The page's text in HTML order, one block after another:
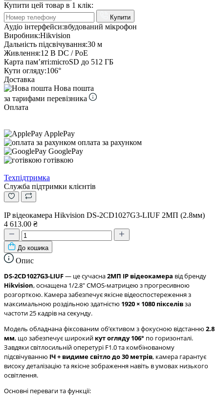
Купити цей товар в 1 клік:
Купити
Аудіо інтерфейси:вбудований мікрофон
Виробник:Hikvision
Дальність підсвічування:30 м
Живлення:12 В DC / PoE
Карта пам’яті:microSD до 512 ГБ
Кути огляду:106°
Доставка
Нова пошта
за тарифами перевізника
Оплата
ApplePay
оплата за рахунком
GooglePay
готівкою
Техпідтримка
Служба підтримки клієнтів
IP відеокамера Hikvision DS-2CD1027G3-LIUF 2МП (2.8мм)
4 613.00 ₴
До кошика
Опис
DS-2CD1027G3-LIUF— це сучасна2МП IP відеокамера від бренду
Hikvision, оснащена 1/2.8" CMOS-матрицею з прогресивною
розгорткою. Камера забезпечує якісне відеоспостереження з
максимальною роздільною здатністю 1920 × 1080 пікселівза
частоти 25 кадрів на секунду.
Модель обладнана фіксованим обʼєктивом з фокусною відстанню 2.8
мм, що забезпечує широкий кут огляду 106° по горизонталі.
Завдяки світлосильній оперетурі F1.0 та комбінованому
підсвічуванню ІЧ + видиме світло до 30 метрів, камера гарантує
високу деталізацію та якісне зображення навіть в умовах низького
освітлення.
Основні переваги та функції: